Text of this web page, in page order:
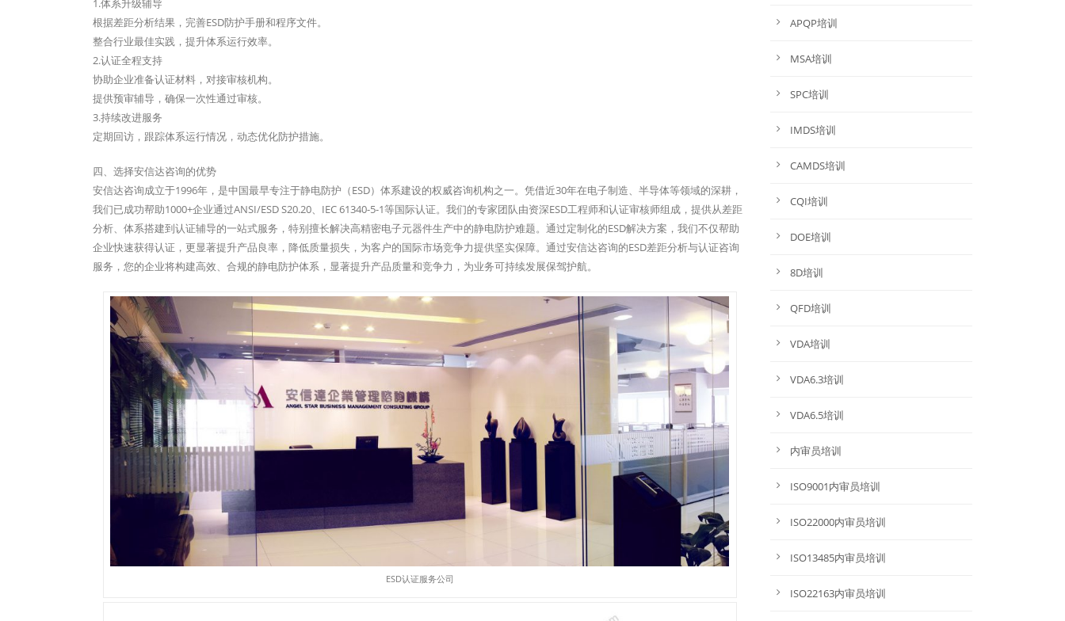
1.体系升级辅导
根据差距分析结果，完善ESD防护手册和程序文件。
整合行业最佳实践，提升体系运行效率。
2.认证全程支持
协助企业准备认证材料，对接审核机构。
提供预审辅导，确保一次性通过审核。
3.持续改进服务
定期回访，跟踪体系运行情况，动态优化防护措施。
四、选择安信达咨询的优势
安信达咨询成立于1996年，是中国最早专注于静电防护（ESD）体系建设的权威咨询机构之一。凭借近30年在电子制造、半导体等领域的深耕，
我们已成功帮助1000+企业通过ANSI/ESD S20.20、IEC 61340-5-1等国际认证。我们的专家团队由资深ESD工程师和认证审核师组成，提供从差距
分析、体系搭建到认证辅导的一站式服务，特别擅长解决高精密电子元器件生产中的静电防护难题。通过定制化的ESD解决方案，我们不仅帮助
企业快速获得认证，更显著提升产品良率，降低质量损失，为客户的国际市场竞争力提供坚实保障。通过安信达咨询的ESD差距分析与认证咨询
服务，您的企业将构建高效、合规的静电防护体系，显著提升产品质量和竞争力，为业务可持续发展保驾护航。
ESD认证服务公司
APQP培训
MSA培训
SPC培训
IMDS培训
CAMDS培训
CQI培训
DOE培训
8D培训
QFD培训
VDA培训
VDA6.3培训
VDA6.5培训
内审员培训
ISO9001内审员培训
ISO22000内审员培训
ISO13485内审员培训
ISO22163内审员培训